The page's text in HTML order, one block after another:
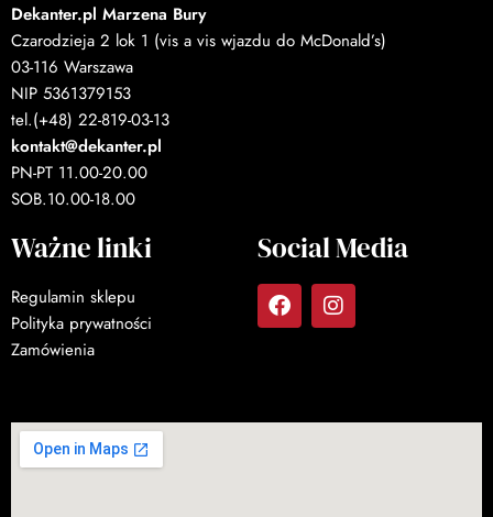
Dekanter.pl Marzena Bury
Czarodzieja 2 lok 1 (vis a vis wjazdu do McDonald’s)
03-116 Warszawa
NIP 5361379153
tel.(+48) 22-819-03-13
kontakt@dekanter.pl
PN-PT 11.00-20.00
SOB.10.00-18.00
Ważne linki
Regulamin sklepu
Polityka prywatności
Zamówienia
Social Media